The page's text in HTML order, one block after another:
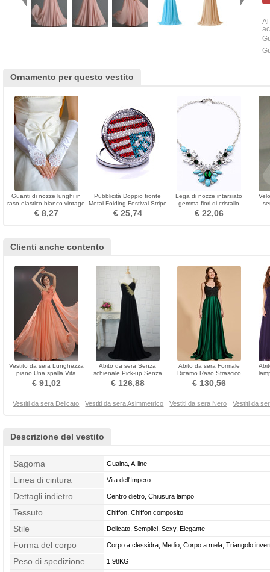
Al
Ornamento per questo vestito
Guanti di nozze lunghi in
raso elastico bianco vintage
perline
€ 8,27
Pubblicità Doppio fronte
Metal Folding Festival Stripe
Piccolo Specchio
€ 25,74
Lega di nozze intarsiato
gemma fiori di cristallo
collana & ciondolo
€ 22,06
Clienti anche contento
Vestito da sera Lunghezza
piano Una spalla Vita
naturale Senza maniche
€ 91,02
Abito da sera Senza
schienale Pick-up Senza
maniche Lungo Singola
spalla
€ 126,88
Abito da sera Formale
Ricamo Raso Strascico
spazzata Vita naturale
€ 130,56
Vestiti da sera Delicato Vestiti da sera Asimmetrico Vestiti da sera Nero Vestiti da
Descrizione del vestito
Sagoma Guaina, A-line
Linea di cintura Vita dell'Impero
Dettagli indietro Centro dietro, Chiusura lampo
Tessuto Chiffon, Chiffon composito
Stile Delicato, Semplici, Sexy, Elegante
Forma del corpo Corpo a clessidra, Medio, Corpo a mela, Triangolo
Pera, Petite, Magro
Peso di spedizione 1.98KG